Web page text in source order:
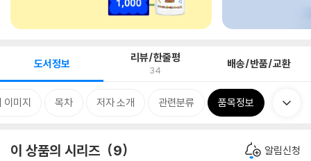
도서정보 리뷰/한줄평
34 배송/반품/교환
이미지 목차 저자 소개 관련분류 품목정보
이 상품의 시리즈 9 알림신청